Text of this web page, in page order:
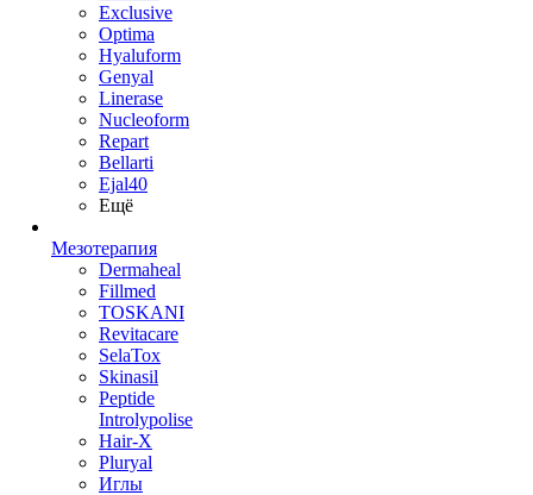
Exclusive
Optima
Hyaluform
Genyal
Linerase
Nucleoform
Repart
Bellarti
Ejal40
Ещё
Мезотерапия
Dermaheal
Fillmed
TOSKANI
Revitacare
SelaTox
Skinasil
Peptide
Introlypolise
Hair-X
Pluryal
Иглы